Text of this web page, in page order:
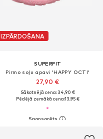
IZPĀRDOŠANA
SUPERFIT
Pirmo soļu apavi 'HAPPY OCTI'
27,90 €
Sākotnējā cena: 34,90 €
Pēdējā zemākā cena:13,95 €